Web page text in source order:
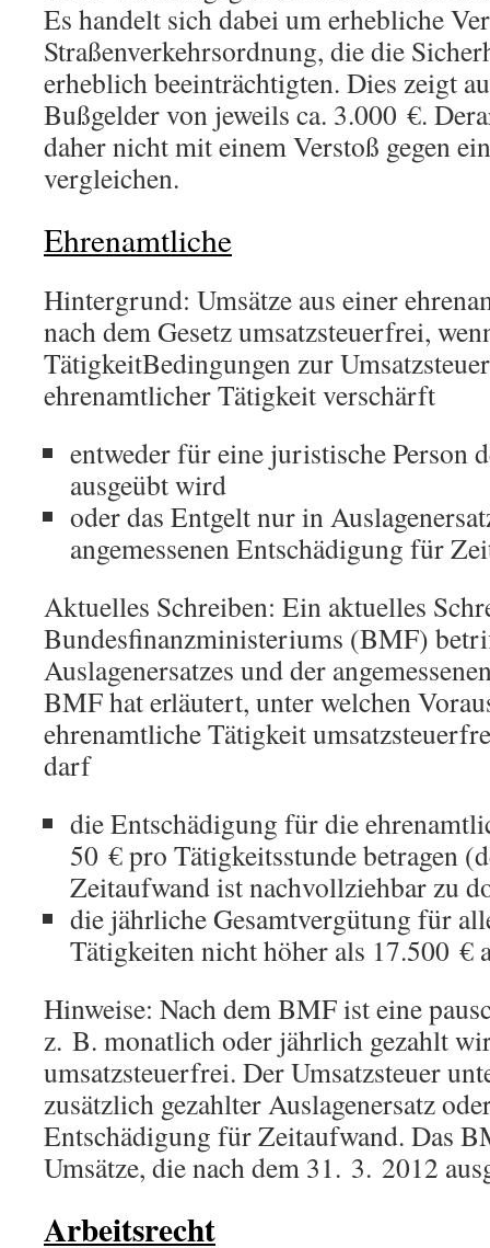
Es handelt sich dabei um erhebliche
Straßenverkehrsordnung, die die
erheblich beeinträchtigten. Dies zeigt
Bußgelder von jeweils ca. 3.000 €.
daher nicht mit einem Verstoß gegen
vergleichen.
Ehrenamtliche
Hintergrund: Umsätze aus einer
nach dem Gesetz umsatzsteuerfrei,
TätigkeitBedingungen zur
ehrenamtlicher Tätigkeit verschärft
entweder für eine juristische Person
ausgeübt wird
oder das Entgelt nur in
angemessenen Entschädigung für
Aktuelles Schreiben: Ein aktuelles
Bundesfinanzministeriums (BMF)
Auslagenersatzes und der
BMF hat erläutert, unter welchen
ehrenamtliche Tätigkeit
darf
die Entschädigung für die
50 € pro Tätigkeitsstunde betragen
Zeitaufwand ist nachvollziehbar zu
die jährliche Gesamtvergütung für
Tätigkeiten nicht höher als 17.500 €
Hinweise: Nach dem BMF ist eine
z. B. monatlich oder jährlich gezahlt
umsatzsteuerfrei. Der Umsatzsteuer
zusätzlich gezahlter Auslagenersatz
Entschädigung für Zeitaufwand. Das
Umsätze, die nach dem 31. 3. 2012
Arbeitsrecht